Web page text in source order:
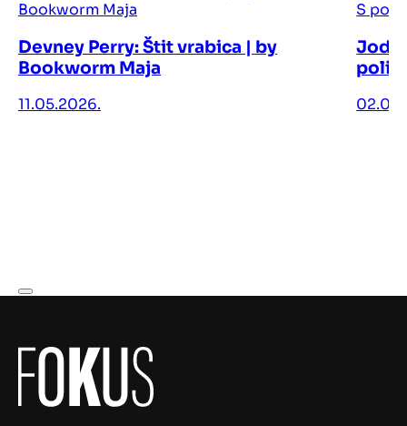
Devney Perry: Štit vrabica | by
Bookworm Maja
11.05.2026.
Jodi